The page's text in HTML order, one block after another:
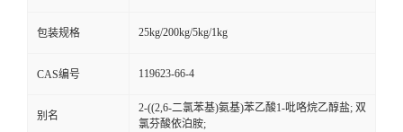
包装规格 25kg/200kg/5kg/1kg
CAS编号 119623-66-4
别名
2-((2,6-二氯苯基)氨基)苯乙酸1-吡咯烷乙醇盐; 双
氯芬酸依泊胺;